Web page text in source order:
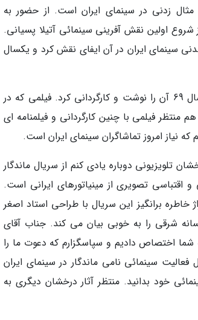
زدنی در سینمای ایران است. از حضور به
اولین نقش آفرینی سینمائی آتیلا پسیانی.
سینمای ایران در آن ایفای نقش کرد و یکسال
وی اضافه کرد: آخرین فیلم آقای فرهنگ دو فیلم با یک بلیت بود که در سال 69 آن را نوشت و کارگردانی کرد. فیلمی که در
فیلمی با چنین کارگردانی و فیلمنامه ای
نیاز امروز تماشاگران سینمای ایران است.
تلویزیونی دوباره یادی کنم از سریال ماندگار
تصویری از مینیاتورهای ایرانی است.
خاطره برانگیز این سریال با طراحی استاد اصغر
شرقی را به خوبی بیان می کند. جناب آقای
شما اختصاص دادیم و سپاسگزارم که دعوت ما را
آقای فرهنگ شما با کارنامه شروعین خود دهه شصت و 40 سال فعالیت سینمائی نامی ماندگار در سینمای ایران
خود بدانید. منتظر آثار درخشان دیگری به